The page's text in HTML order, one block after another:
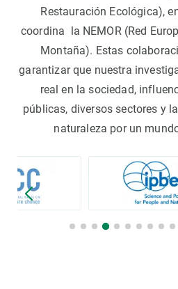
Restauración Ecológica),
coordina la NEMOR (Red
Montaña). Estas
garantizar que nuestra
real en la sociedad,
públicas, diversos sectores y
naturaleza por un